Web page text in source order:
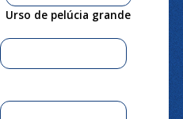
Urso de pelúcia grande